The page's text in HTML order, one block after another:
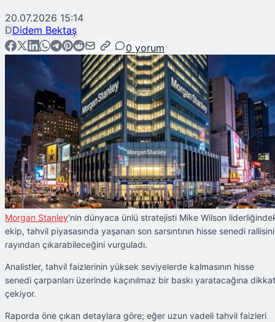
20.07.2026 15:14
DDidem Bektaş
0 yorum
Morgan Stanley'nin dünyaca ünlü stratejisti Mike Wilson
ekip, tahvil piyasasında yaşanan son sarsıntının hisse senedi rallisini
rayından çıkarabileceğini vurguladı.
Analistler, tahvil faizlerinin yüksek seviyelerde kalmasının hisse
senedi çarpanları üzerinde kaçınılmaz bir baskı yaratacağına dikkat
çekiyor.
Raporda öne çıkan detaylara göre; eğer uzun vadeli tahvil faizleri